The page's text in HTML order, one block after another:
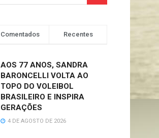
Comentados Recentes
AOS 77 ANOS, SANDRA
BARONCELLI VOLTA AO
TOPO DO VOLEIBOL
BRASILEIRO E INSPIRA
GERAÇÕES
4 DE AGOSTO DE 2026